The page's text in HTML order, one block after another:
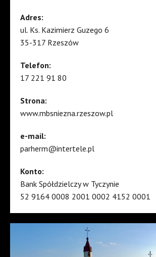
Adres:
ul. Ks. Kazimierz Guzego 6
35-317 Rzeszów
Telefon:
17 221 91 80
Strona:
www.mbsniezna.rzeszow.pl
e-mail:
parherm@intertele.pl
Konto:
Bank Spółdzielczy w Tyczynie
52 9164 0008 2001 0002 4152 0001